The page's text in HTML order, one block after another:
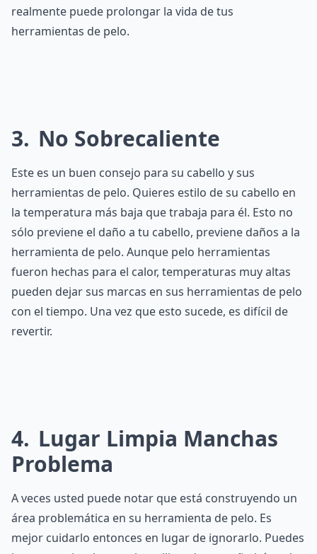
realmente puede prolongar la vida de tus
herramientas de pelo.
3 No Sobrecaliente
Este es un buen consejo para su cabello y sus
herramientas de pelo. Quieres estilo de su cabello en
la temperatura más baja que trabaja para él. Esto no
sólo previene el daño a tu cabello, previene daños a la
herramienta de pelo. Aunque pelo herramientas
fueron hechas para el calor, temperaturas muy altas
pueden dejar sus marcas en sus herramientas de pelo
con el tiempo. Una vez que esto sucede, es difícil de
revertir.
4 Lugar Limpia Manchas
Problema
A veces usted puede notar que está construyendo un
área problemática en su herramienta de pelo. Es
mejor cuidarlo entonces en lugar de ignorarlo. Puedes